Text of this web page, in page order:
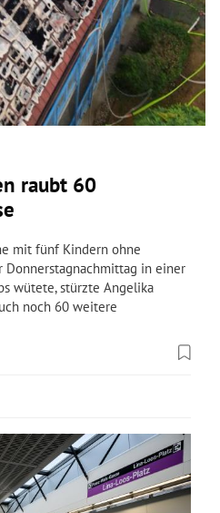
raubt 60
mit fünf Kindern ohne
Donnerstagnachmittag in einer
wütete, stürzte Angelika
noch 60 weitere